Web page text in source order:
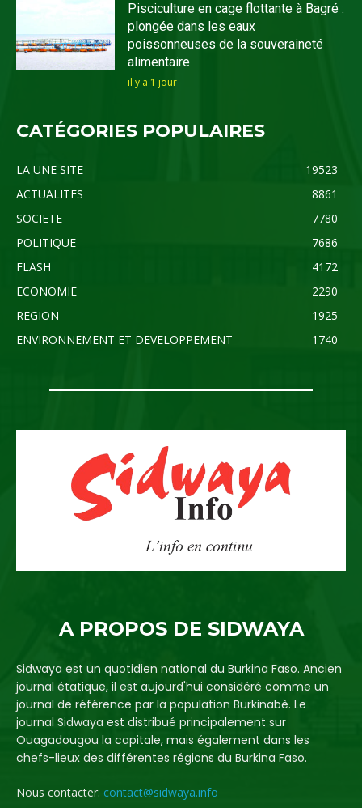
Pisciculture en cage flottante à Bagré :
plongée dans les eaux
poissonneuses de la souveraineté
alimentaire
il y'a 1 jour
CATÉGORIES POPULAIRES
LA UNE SITE
19523
ACTUALITES
8861
SOCIETE
7780
POLITIQUE
7686
FLASH
4172
ECONOMIE
2290
REGION
1925
ENVIRONNEMENT ET DEVELOPPEMENT
1740
A PROPOS DE SIDWAYA
Sidwaya est un quotidien national du Burkina Faso. Ancien
journal étatique, il est aujourd'hui considéré comme un
journal de référence par la population Burkinabè. Le
journal Sidwaya est distribué principalement sur
Ouagadougou la capitale, mais également dans les
chefs-lieux des différentes régions du Burkina Faso.
Nous contacter: contact@sidwaya.info